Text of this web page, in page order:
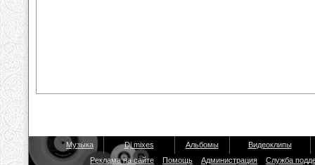
Музыка Dj mixes Альбомы
Видеоклипы
Реклама на сайте
Помощь Администрация Служба